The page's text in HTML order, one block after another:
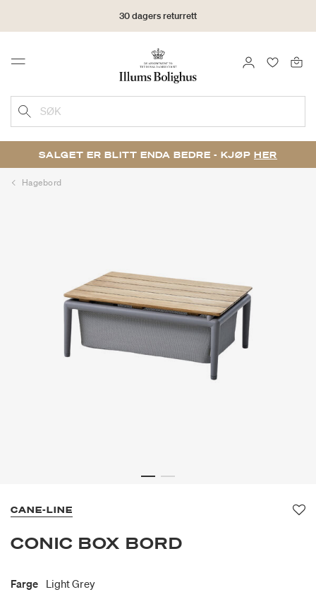
30 dagers returrett
Menu LOGG INN
SØK
SALGET ER BLITT ENDA BEDRE - KJØP HER
Hagebord
CANE-LINE
CONIC BOX BORD
Farge Light Grey